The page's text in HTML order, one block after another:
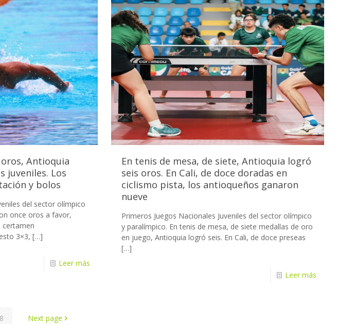
Antioquia
juveniles. Los
y bolos
del sector olímpico
once oros a favor,
3×3, […]
Leer más
En tenis de mesa, de siete, Antioquia logró
seis oros. En Cali, de doce doradas en
ciclismo pista, los antioqueños ganaron
nueve
Primeros Juegos Nacionales Juveniles del sector olímpico
y paralímpico. En tenis de mesa, de siete medallas de oro
en juego, Antioquia logró seis. En Cali, de doce preseas
[…]
Leer más
8 Next page